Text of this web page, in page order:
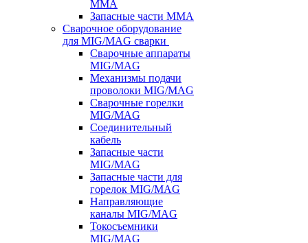
MMA
Запасные части MMA
Сварочное оборудование
для MIG/MAG сварки
Сварочные аппараты
MIG/MAG
Механизмы подачи
проволоки MIG/MAG
Сварочные горелки
MIG/MAG
Соединительный
кабель
Запасные части
MIG/MAG
Запасные части для
горелок MIG/MAG
Направляющие
каналы MIG/MAG
Токосъемники
MIG/MAG